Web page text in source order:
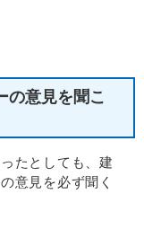
の意見を聞こ
たとしても、建
意見を必ず聞く